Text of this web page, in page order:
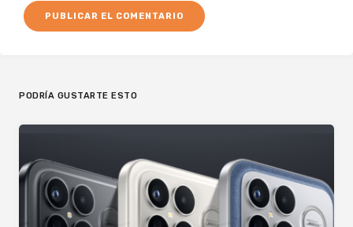
PODRÍA GUSTARTE ESTO